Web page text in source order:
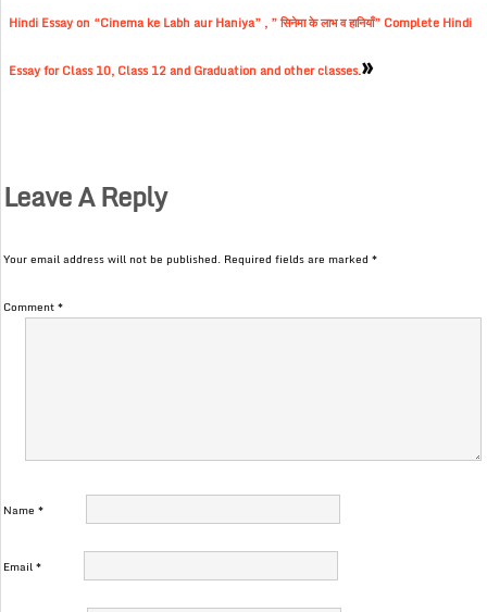
Hindi Essay on “Cinema ke Labh aur Haniya” , ” सिनेमा के लाभ व हानियाँ” Complete Hindi
Essay for Class 10, Class 12 and Graduation and other classes.»
Leave A Reply
Your email address will not be published. Required fields are marked*
Comment*
Name*
Email*